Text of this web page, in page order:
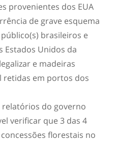
provenientes dos EUA
de grave esquema
brasileiros e
Estados Unidos da
e madeiras
retidas em portos dos
do governo
verificar que 3 das 4
florestais no